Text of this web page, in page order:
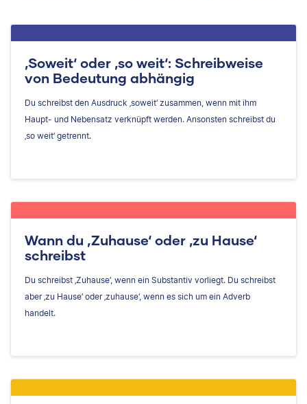
‚Soweit‘ oder ‚so weit‘: Schreibweise
von Bedeutung abhängig
Du schreibst den Ausdruck ‚soweit‘ zusammen, wenn mit ihm
Haupt- und Nebensatz verknüpft werden. Ansonsten schreibst du
‚so weit‘ getrennt.
Wann du ‚Zuhause‘ oder ‚zu Hause‘
schreibst
Du schreibst ‚Zuhause‘, wenn ein Substantiv vorliegt. Du schreibst
aber ‚zu Hause‘ oder ‚zuhause‘, wenn es sich um ein Adverb
handelt.